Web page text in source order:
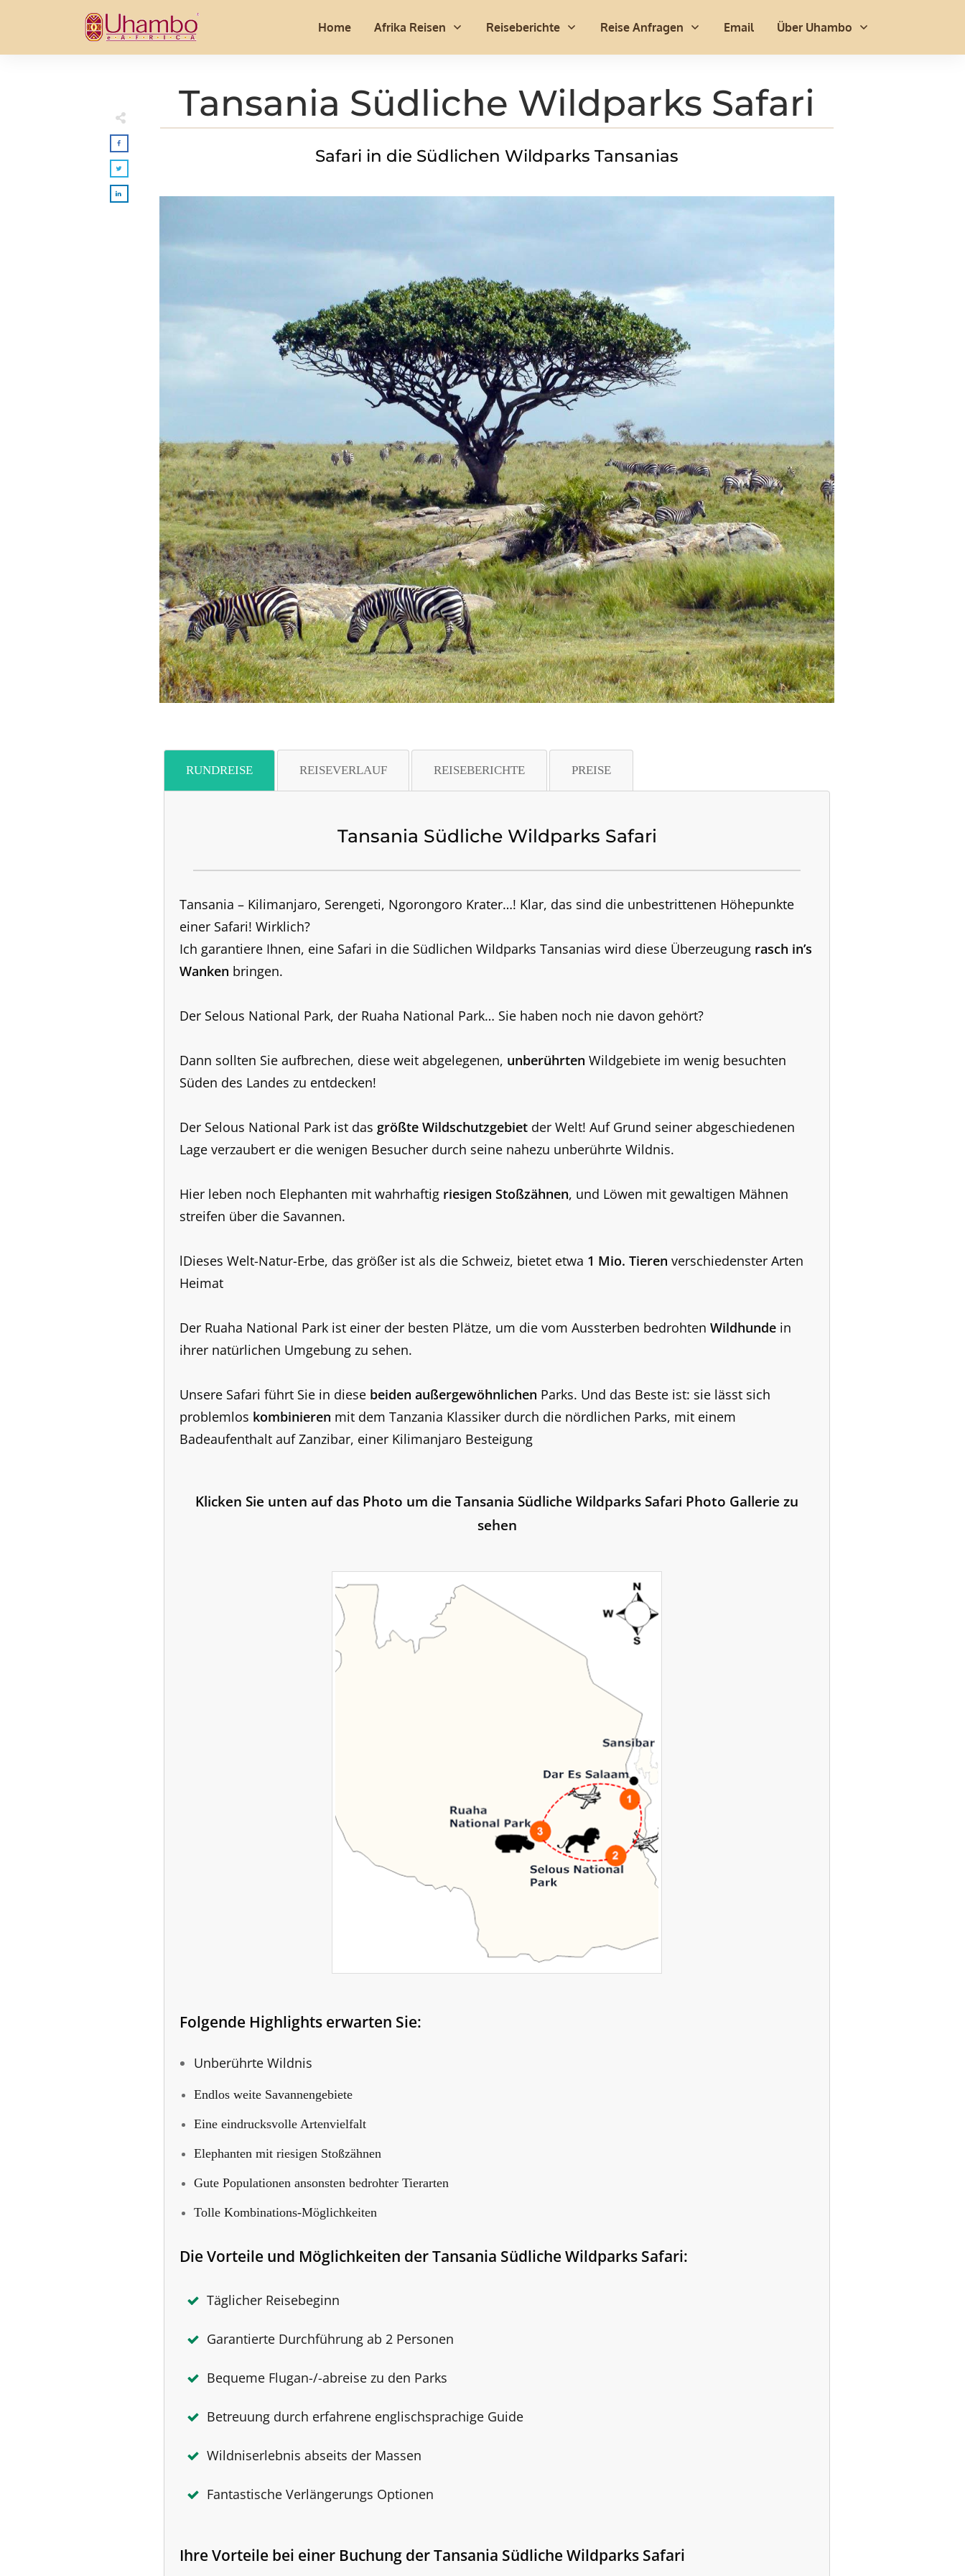
Home Afrika Reisen Reiseberichte Reise Anfragen Email Über Uhambo
Tansania Südliche Wildparks Safari
Safari in die Südlichen Wildparks Tansanias
RUNDREISE REISEVERLAUF REISEBERICHTE PREISE
Tansania Südliche Wildparks Safari
Tansania – Kilimanjaro, Serengeti, Ngorongoro Krater…! Klar, das sind die unbestrittenen Höhepunkte
einer Safari! Wirklich?
Ich garantiere Ihnen, eine Safari in die Südlichen Wildparks Tansanias wird diese Überzeugung rasch in’s
Wanken bringen.
Der Selous National Park, der Ruaha National Park… Sie haben noch nie davon gehört?
Dann sollten Sie aufbrechen, diese weit abgelegenen, unberührten Wildgebiete im wenig besuchten
Süden des Landes zu entdecken!
Der Selous National Park ist das größte Wildschutzgebiet der Welt! Auf Grund seiner abgeschiedenen
Lage verzaubert er die wenigen Besucher durch seine nahezu unberührte Wildnis.
Hier leben noch Elephanten mit wahrhaftig riesigen Stoßzähnen, und Löwen mit gewaltigen Mähnen
streifen über die Savannen.
lDieses Welt-Natur-Erbe, das größer ist als die Schweiz, bietet etwa 1 Mio. Tieren verschiedenster Arten
Heimat
Der Ruaha National Park ist einer der besten Plätze, um die vom Aussterben bedrohten Wildhunde in
ihrer natürlichen Umgebung zu sehen.
Unsere Safari führt Sie in diese beiden außergewöhnlichen Parks. Und das Beste ist: sie lässt sich
problemlos kombinieren mit dem Tanzania Klassiker durch die nördlichen Parks, mit einem
Badeaufenthalt auf Zanzibar, einer Kilimanjaro Besteigung
Klicken Sie unten auf das Photo um die Tansania Südliche Wildparks Safari Photo Gallerie zu
sehen
Folgende Highlights erwarten Sie:
Unberührte Wildnis
Endlos weite Savannengebiete
Eine eindrucksvolle Artenvielfalt
Elephanten mit riesigen Stoßzähnen
Gute Populationen ansonsten bedrohter Tierarten
Tolle Kombinations-Möglichkeiten
Die Vorteile und Möglichkeiten der Tansania Südliche Wildparks Safari:
Täglicher Reisebeginn
Garantierte Durchführung ab 2 Personen
Bequeme Flugan-/-abreise zu den Parks
Betreuung durch erfahrene englischsprachige Guide
Wildniserlebnis abseits der Massen
Fantastische Verlängerungs Optionen
Ihre Vorteile bei einer Buchung derTansania Südliche Wildparks Safari